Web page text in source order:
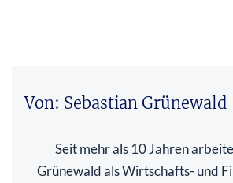
Von: Sebastian Grünewald
Seit mehr als 10 Jahren
Grünewald als Wirtschafts- und